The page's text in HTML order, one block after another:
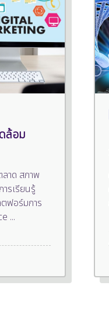
ล้อม
าด สภาพ
รเรียนรู้
ฟอร์มการ
...